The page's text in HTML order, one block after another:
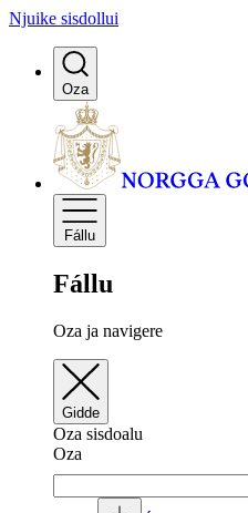
Njuike sisdollui
Oza
Fállu
Fállu
Oza ja navigere
Gidde
Oza sisdoalu
Oza